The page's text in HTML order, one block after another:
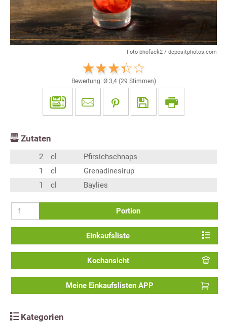
Foto bhofack2 / depositphotos.com
Bewertung: Ø 3,4(29 Stimmen)
Zutaten
2 cl
Pfirsichschnaps
1
cl
Grenadinesirup
1
cl Baylies
Portion
Einkaufsliste
Kochansicht
Meine Einkaufslisten APP
Kategorien